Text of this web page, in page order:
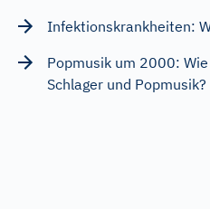
Infektionskrankheiten:
Popmusik um 2000:
Schlager und Popmusik?